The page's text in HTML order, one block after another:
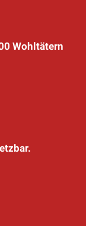
Wohltätern